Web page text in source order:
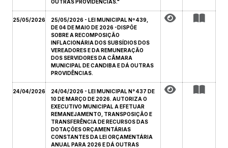
OUTRAS PROVIDÊNCIAS."
25/05/2026
25/05/2026 - LEI MUNICIPAL Nº 439,
DE 04 DE MAIO DE 2026 -DISPÕE
SOBRE A RECOMPOSIÇÃO
INFLACIONÁRIA DOS SUBSÍDIOS DOS
VEREADORES E DA REMUNERAÇÃO
DOS SERVIDORES DA CÂMARA
MUNICIPAL DE CANDIBA E DÁ OUTRAS
PROVIDÊNCIAS.
24/04/2026
24/04/2026 - LEI MUNICIPAL N° 437 DE
10 DE MARÇO DE 2026. AUTORIZA O
EXECUTIVO MUNICIPAL A EFETUAR
REMANEJAMENTO, TRANSPOSIÇÃO E
TRANSFERÊNCIA DE RECURSOS DAS
DOTAÇÕES ORÇAMENTÁRIAS
CONSTANTES DA LEI ORÇAMENTÁRIA
ANUAL PARA 2026 E DÁ OUTRAS